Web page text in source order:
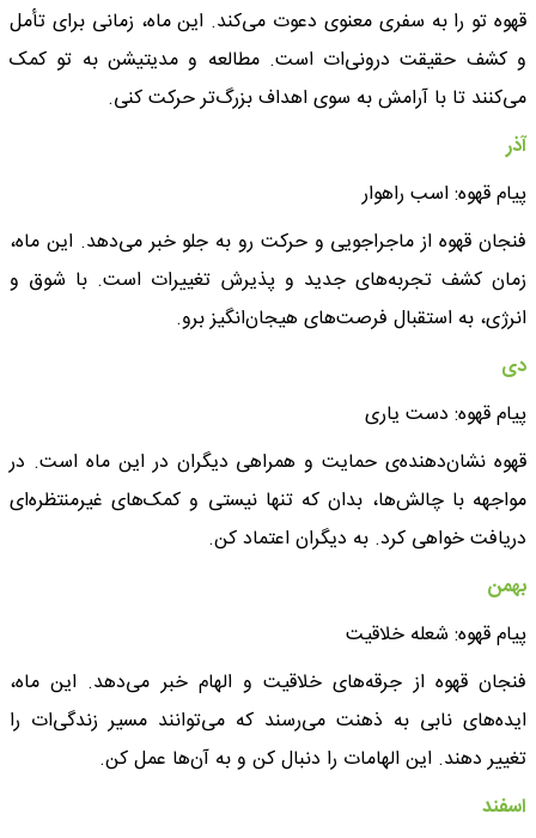
قهوه تو را به سفری معنوی دعوت می‌کند. این ماه، زمانی برای تأمل
و کشف حقیقت درونی‌ات است. مطالعه و مدیتیشن به تو کمک
می‌کنند تا با آرامش به سوی اهداف بزرگ‌تر حرکت کنی.
آذر
پیام قهوه: اسب راهوار
فنجان قهوه از ماجراجویی و حرکت رو به جلو خبر می‌دهد. این ماه،
زمان کشف تجربه‌های جدید و پذیرش تغییرات است. با شوق و
انرژی، به استقبال فرصت‌های هیجان‌انگیز برو.
دی
پیام قهوه: دست یاری
قهوه نشان‌دهنده‌ی حمایت و همراهی دیگران در این ماه است. در
مواجهه با چالش‌ها، بدان که تنها نیستی و کمک‌های غیرمنتظره‌ای
دریافت خواهی کرد. به دیگران اعتماد کن.
بهمن
پیام قهوه: شعله خلاقیت
فنجان قهوه از جرقه‌های خلاقیت و الهام خبر می‌دهد. این ماه،
ایده‌های نابی به ذهنت می‌رسند که می‌توانند مسیر زندگی‌ات را
تغییر دهند. این الهامات را دنبال کن و به آن‌ها عمل کن.
اسفند